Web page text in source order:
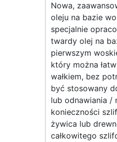
Nowa,
oleju na bazie
specjalnie
twardy olej na
pierwszym
który można
wałkiem, bez
być stosowany
lub odnawiania /
konieczności
żywica lub
całkowitego